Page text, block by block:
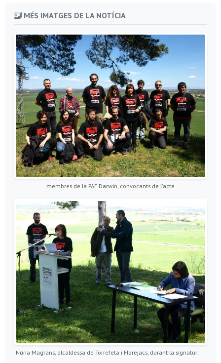
MÉS IMATGES DE LA NOTÍCIA
membres de la PAF Darwin, convocants de l'acte
Núria Magrans, alcaldessa de Torrefeta i Florejacs, durant la signatura del Compromís d’Agramunt